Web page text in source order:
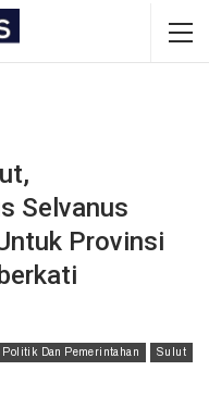
Selvanus
Provinsi
Politik Dan Pemerintahan Sulut